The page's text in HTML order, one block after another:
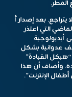
التي اعتذر
أيديولوجية
عدوانية بشكل
القيادة”
وأضاف أن هذا